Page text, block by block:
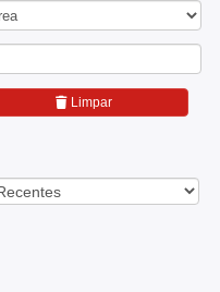
Limpar